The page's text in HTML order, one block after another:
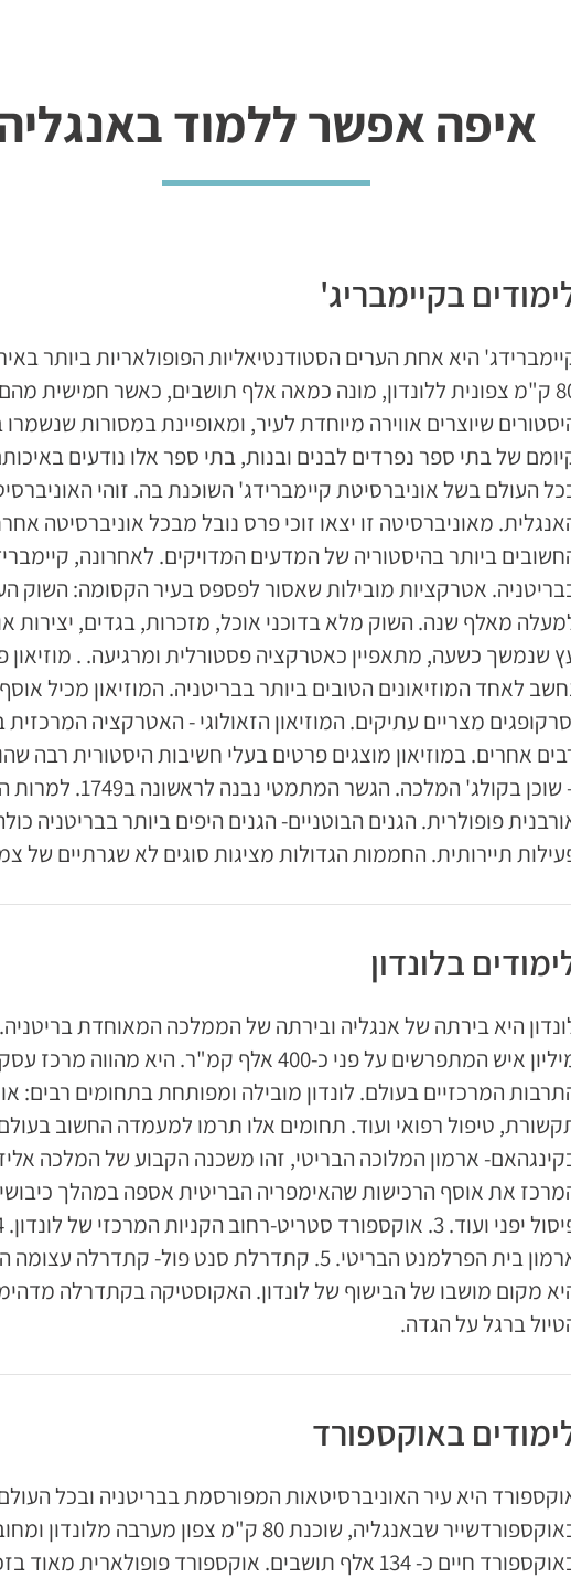
ולסטודנטים שרמת הידיעה שלהם
האנגלית העסקית.
איפה אפשר ללמוד
בקיימבריג'
היא אחת הערים הסטודנטיאליות הפופולאריות ביותר
80 ק"מ צפונית ללונדון, מונה כמאה אלף תושבים, כאשר חמישית
שיוצרים אווירה מיוחדת לעיר, ומאופיינת במסורות
של בתי ספר נפרדים לבנים ובנות, בתי ספר אלו נודעים
העולם בשל אוניברסיטת קיימברידג' השוכנת בה. זוהי
מאוניברסיטה זו יצאו זוכי פרס נובל מבכל אוניברסיטה
ביותר בהיסטוריה של המדעים המדויקים. לאחרונה,
אטרקציות מובילות שאסור לפספס בעיר הקסומה: השוק
מאלף שנה. השוק מלא בדוכני אוכל, מזכרות, בגדים, יצירות
שנמשך כשעה, מתאפיין כאטרקציה פסטורלית ומרגיעה. . מוזיאון
לאחד המוזיאונים הטובים ביותר בבריטניה. המוזיאון מכיל
מצריים עתיקים. המוזיאון הזאולוגי - האטרקציה המרכזית
אחרים. במוזיאון מוצגים פרטים בעלי חשיבות היסטורית רבה
– שוכן בקולג'
פופולרית. הגנים הבוטניים- הגנים היפים ביותר בבריטניה
תיירותית. החממות הגדולות מציגות סוגים לא שגרתיים של
בלונדון
מיליון איש המתפרשים על פני כ-400 אלף קמ"ר.
המרכזיים בעולם. לונדון מובילה ומפותחת בתחומים רבים:
את אוסף הרכישות שהאימפריה הבריטית אספה במהלך
ארמון בית הפרלמנט הבריטי. 5. קתדרלת סנט פול-
מקום מושבו של הבישוף של לונדון. האקוסטיקה בקתדרלה
ברגל על הגדה.
באוקספורד
היא עיר האוניברסיטאות המפורסמת בבריטניה ובכל
באוקספורדשייר שבאנגליה, שוכנת 80 ק"מ צפון
באוקספורד חיים כ- 134 אלף תושבים. אוקספורד